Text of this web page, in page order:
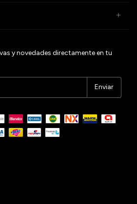
y novedades directamente en tu